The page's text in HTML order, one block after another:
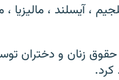
، آیسلند ، مالیزیا
زنان و دختران